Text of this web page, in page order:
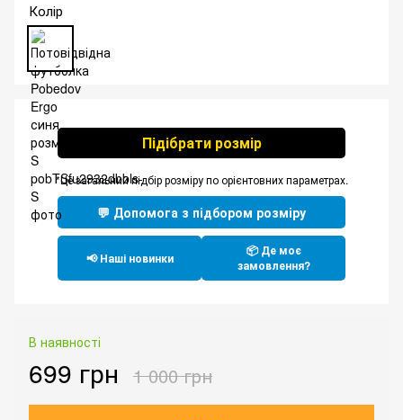
Колір
Підібрати розмір
*Це загальний підбір розміру по орієнтовних параметрах.
💬 Допомога з підбором розміру
📢 Наші новинки
📦 Де моє
замовлення?
В наявності
699 грн 1 000 грн